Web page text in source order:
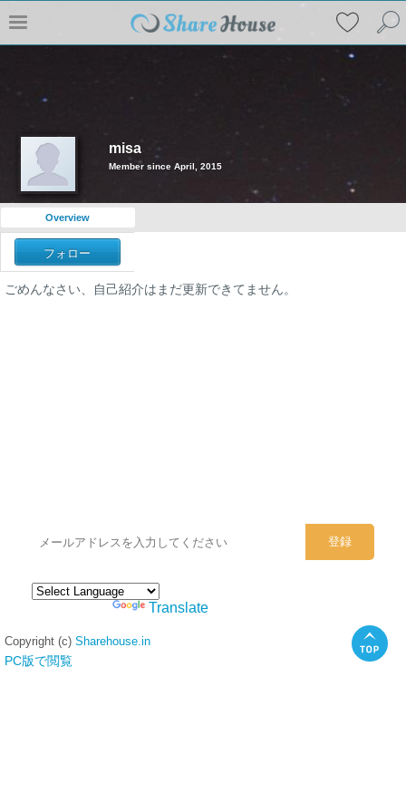
misa
Member since April, 2015
Overview
フォロー
ごめんなさい、自己紹介はまだ更新できてません。
Translate
Copyright (c) Sharehouse.in
PC版で閲覧